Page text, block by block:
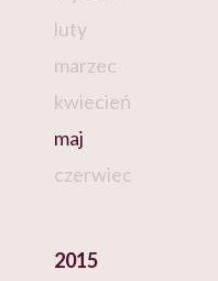
luty
marzec
kwiecień
maj
czerwiec
2015